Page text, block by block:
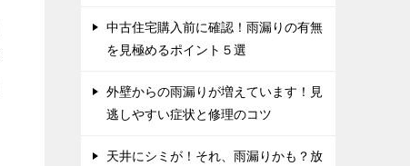
中古住宅購入前に確認！雨漏りの有無
を見極めるポイント５選
外壁からの雨漏りが増えています！見
逃しやすい症状と修理のコツ
天井にシミが！それ、雨漏りかも？放